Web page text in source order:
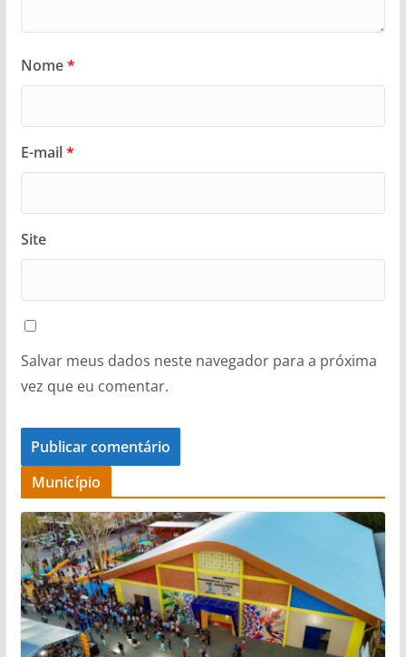
Nome*
E-mail*
Site
Salvar meus dados neste navegador para a próxima
vez que eu comentar.
Município